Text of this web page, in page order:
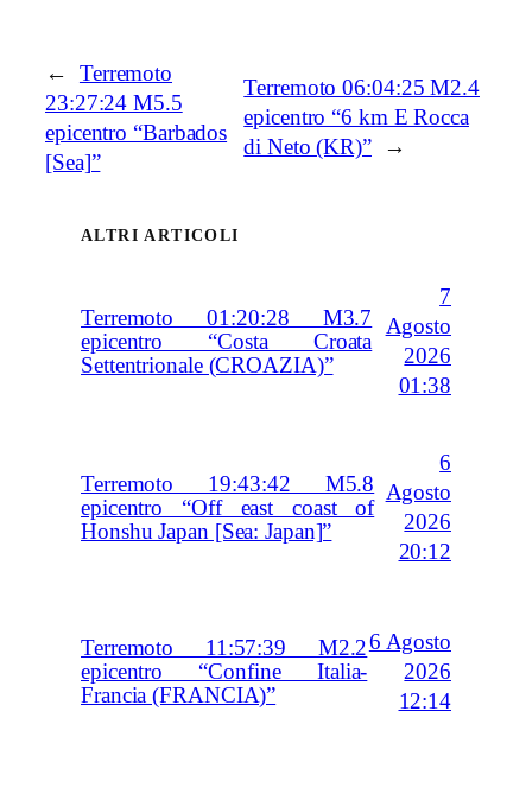
←
Terremoto
23:27:24 M5.5
epicentro “Barbados
[Sea]”
Terremoto 06:04:25 M2.4
epicentro “6 km E Rocca
di Neto (KR)”
→
ALTRI ARTICOLI
Terremoto 01:20:28 M3.7
epicentro “Costa Croata
Settentrionale (CROAZIA)”
7
Agosto
2026
01:38
Terremoto 19:43:42 M5.8
epicentro “Off east coast of
Honshu Japan [Sea: Japan]”
6
Agosto
2026
20:12
Terremoto 11:57:39 M2.2
epicentro “Confine Italia-
Francia (FRANCIA)”
6 Agosto
2026
12:14